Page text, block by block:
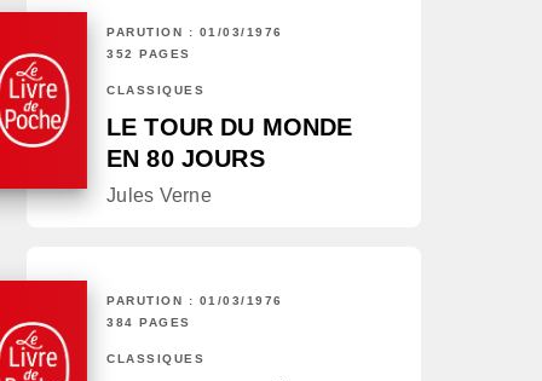
PARUTION : 01/03/1976
352 PAGES
CLASSIQUES
LE TOUR DU MONDE
EN 80 JOURS
Jules Verne
PARUTION : 01/03/1976
384 PAGES
CLASSIQUES